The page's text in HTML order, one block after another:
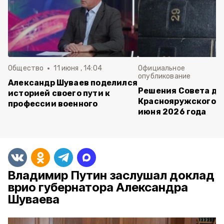
Общество 11 июня , 14:04
Александр Шуваев поделился
историей своего пути к
профессии военного
Официальное
опубликование
Решения Совета
Краснояружского
июня 2026 года
Владимир Путин заслушал доклад
врио губернатора Александра
Шуваева